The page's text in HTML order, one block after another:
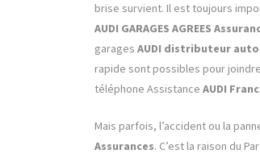
brise survient. Il est toujours
AUDI GARAGES AGREES
garages AUDI distributeur auto
rapide sont possibles pour
téléphone Assistance AUDI
Mais parfois, l’accident ou la
Assurances. C’est la raison du